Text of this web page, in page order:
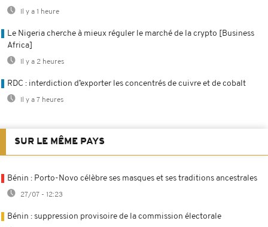
Il y a 1 heure
Le Nigeria cherche à mieux réguler le marché de la crypto [Business
Africa]
Il y a 2 heures
RDC : interdiction d’exporter les concentrés de cuivre et de cobalt
Il y a 7 heures
SUR LE MÊME PAYS
Bénin : Porto-Novo célèbre ses masques et ses traditions ancestrales
27/07 - 12:23
Bénin : suppression provisoire de la commission électorale